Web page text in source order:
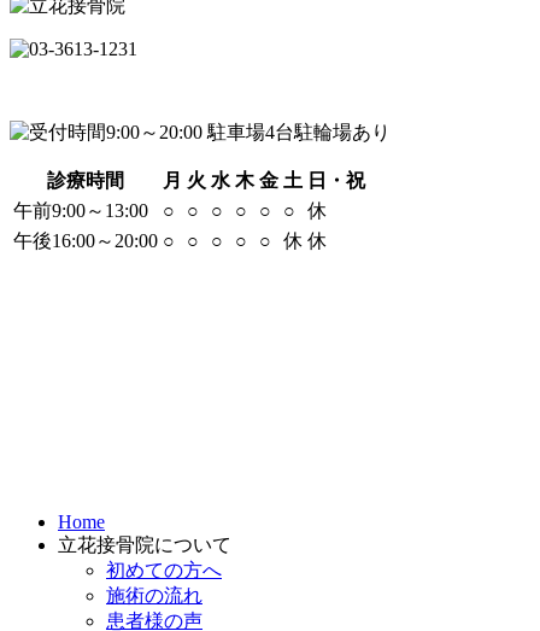
診療時間 月 火 水 木 金 土 日・祝
午前9:00～13:00
○ ○ ○ ○ ○ ○
休
午後16:00～20:00 ○ ○ ○ ○ ○ 休 休
Home
立花接骨院について
初めての方へ
施術の流れ
患者様の声